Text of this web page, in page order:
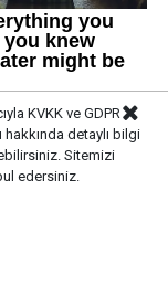
KVKK ve GDPR
detaylı bilgi
Sitemizi
edersiniz.